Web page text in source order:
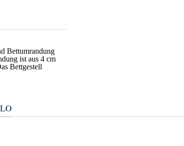
Bettumrandung
ist aus 4 cm
Bettgestell